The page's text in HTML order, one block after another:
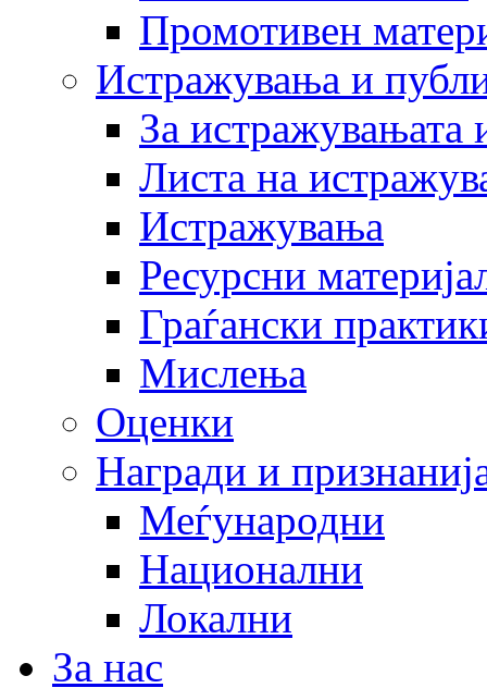
Промотивен
Истражувања и
За истражувањата
Листа на
Истражувања
Ресурсни
Граѓански
Мислења
Оценки
Награди и
Меѓународни
Национални
Локални
За нас